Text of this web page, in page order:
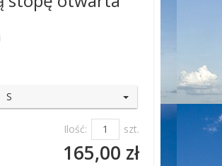
S
Ilość: szt.
165,00 zł